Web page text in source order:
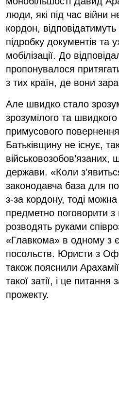
люди, які під час війни
кордон,
підробку документів та
мобілізації. До
пропонувалося
з тих країн, де вони
Але швидко стало
зрозумілого та
примусового
Батьківщину не існує,
держави. «Коли
законодавча база для
з-за кордону, тоді
предметно поговорити
розводять руками
«Главкома» в одному з
посольств. Юристи з
також пояснили
такої затії, і це питання
прожекту.